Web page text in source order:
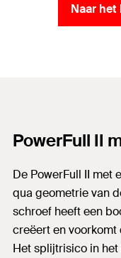
Naar het
PowerFull II
De PowerFull II met
qua geometrie van
schroef heeft een
creëert en
Het splijtrisico in